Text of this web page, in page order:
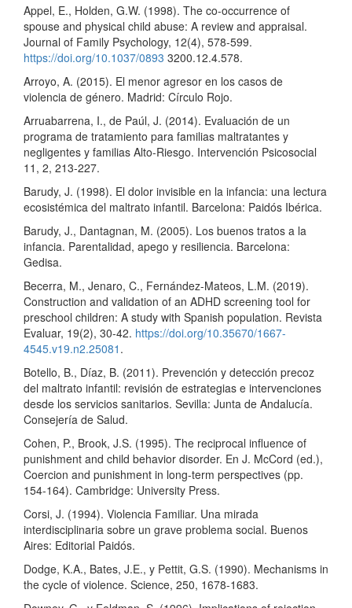
Appel, E., Holden, G.W. (1998). The co-occurrence of
spouse and physical child abuse: A review and appraisal.
Journal of Family Psychology, 12(4), 578-599.
https://doi.org/10.1037/0893 3200.12.4.578.
Arroyo, A. (2015). El menor agresor en los casos de
violencia de género. Madrid: Círculo Rojo.
Arruabarrena, I., de Paúl, J. (2014). Evaluación de un
programa de tratamiento para familias maltratantes y
negligentes y familias Alto-Riesgo. Intervención Psicosocial
11, 2, 213-227.
Barudy, J. (1998). El dolor invisible en la infancia: una lectura
ecosistémica del maltrato infantil. Barcelona: Paidós Ibérica.
Barudy, J., Dantagnan, M. (2005). Los buenos tratos a la
infancia. Parentalidad, apego y resiliencia. Barcelona:
Gedisa.
Becerra, M., Jenaro, C., Fernández-Mateos, L.M. (2019).
Construction and validation of an ADHD screening tool for
preschool children: A study with Spanish population. Revista
Evaluar, 19(2), 30-42. https://doi.org/10.35670/1667-
4545.v19.n2.25081 .
Botello, B., Díaz, B. (2011). Prevención y detección precoz
del maltrato infantil: revisión de estrategias e intervenciones
desde los servicios sanitarios. Sevilla: Junta de Andalucía.
Consejería de Salud.
Cohen, P., Brook, J.S. (1995). The reciprocal influence of
punishment and child behavior disorder. En J. McCord (ed.),
Coercion and punishment in long-term perspectives (pp.
154-164). Cambridge: University Press.
Corsi, J. (1994). Violencia Familiar. Una mirada
interdisciplinaria sobre un grave problema social. Buenos
Aires: Editorial Paidós.
Dodge, K.A., Bates, J.E., y Pettit, G.S. (1990). Mechanisms in
the cycle of violence. Science, 250, 1678-1683.